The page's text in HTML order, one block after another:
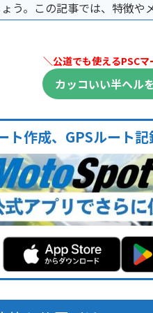
ょう。この記事では、特徴
べきことをまとめました。
＼公道でも使えるPSC
カッコいい半ヘル
ト作成、GPSルート